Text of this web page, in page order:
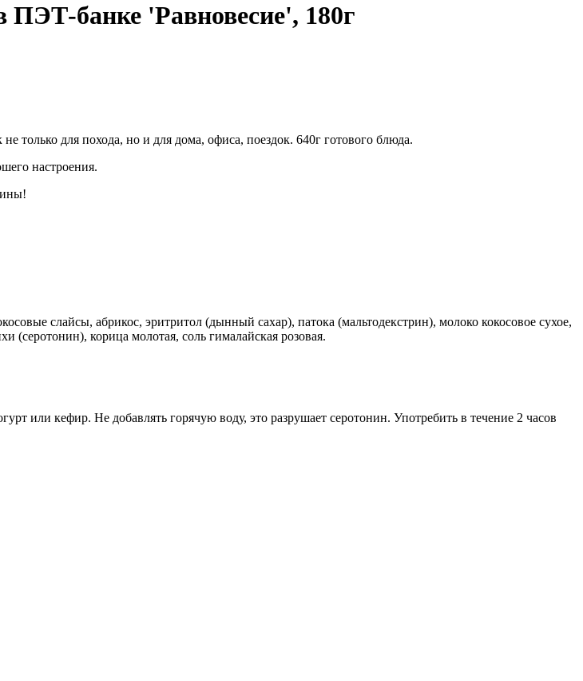
ПЭТ-банке 'Равновесие', 180г
только для похода, но и для дома, офиса, поездок. 640г готового блюда.
настроения.
слайсы, абрикос, эритритол (дынный сахар), патока (мальтодекстрин), молоко кокосовое сухое,
(серотонин), корица молотая, соль гималайская розовая.
или кефир. Не добавлять горячую воду, это разрушает серотонин. Употребить в течение 2 часов